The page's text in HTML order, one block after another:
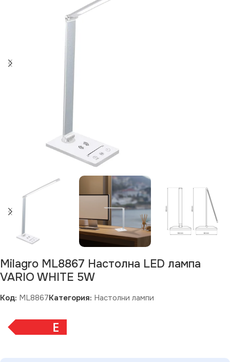
Milagro ML8867 Настолна LED лампа
VARIO WHITE 5W
Код: ML8867Категория: Настолни лампи
E